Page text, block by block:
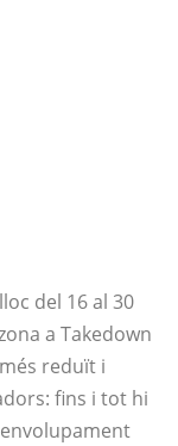
del 16 al 30
a Takedown
reduït i
fins i tot hi